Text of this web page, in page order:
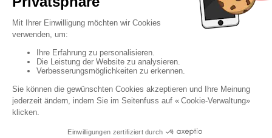
2026 RECOMMERCE® SOLUTIONS SA (Betreiber der Webseite und Verkäufer der auf
54 Avenue Lénine - 94250 Gentilly - Frankreich- UstId: FR01513969402 - Alle Rechte